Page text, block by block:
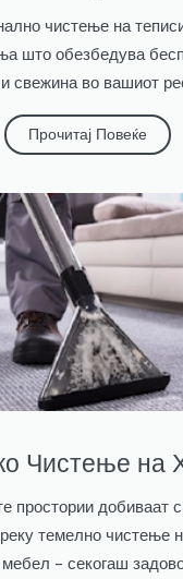
чистење на
што обезбедува
свежина во вашиот
Прочитај Повеќе
Чистење на
простории добиваат
темелно чистење
- секогаш